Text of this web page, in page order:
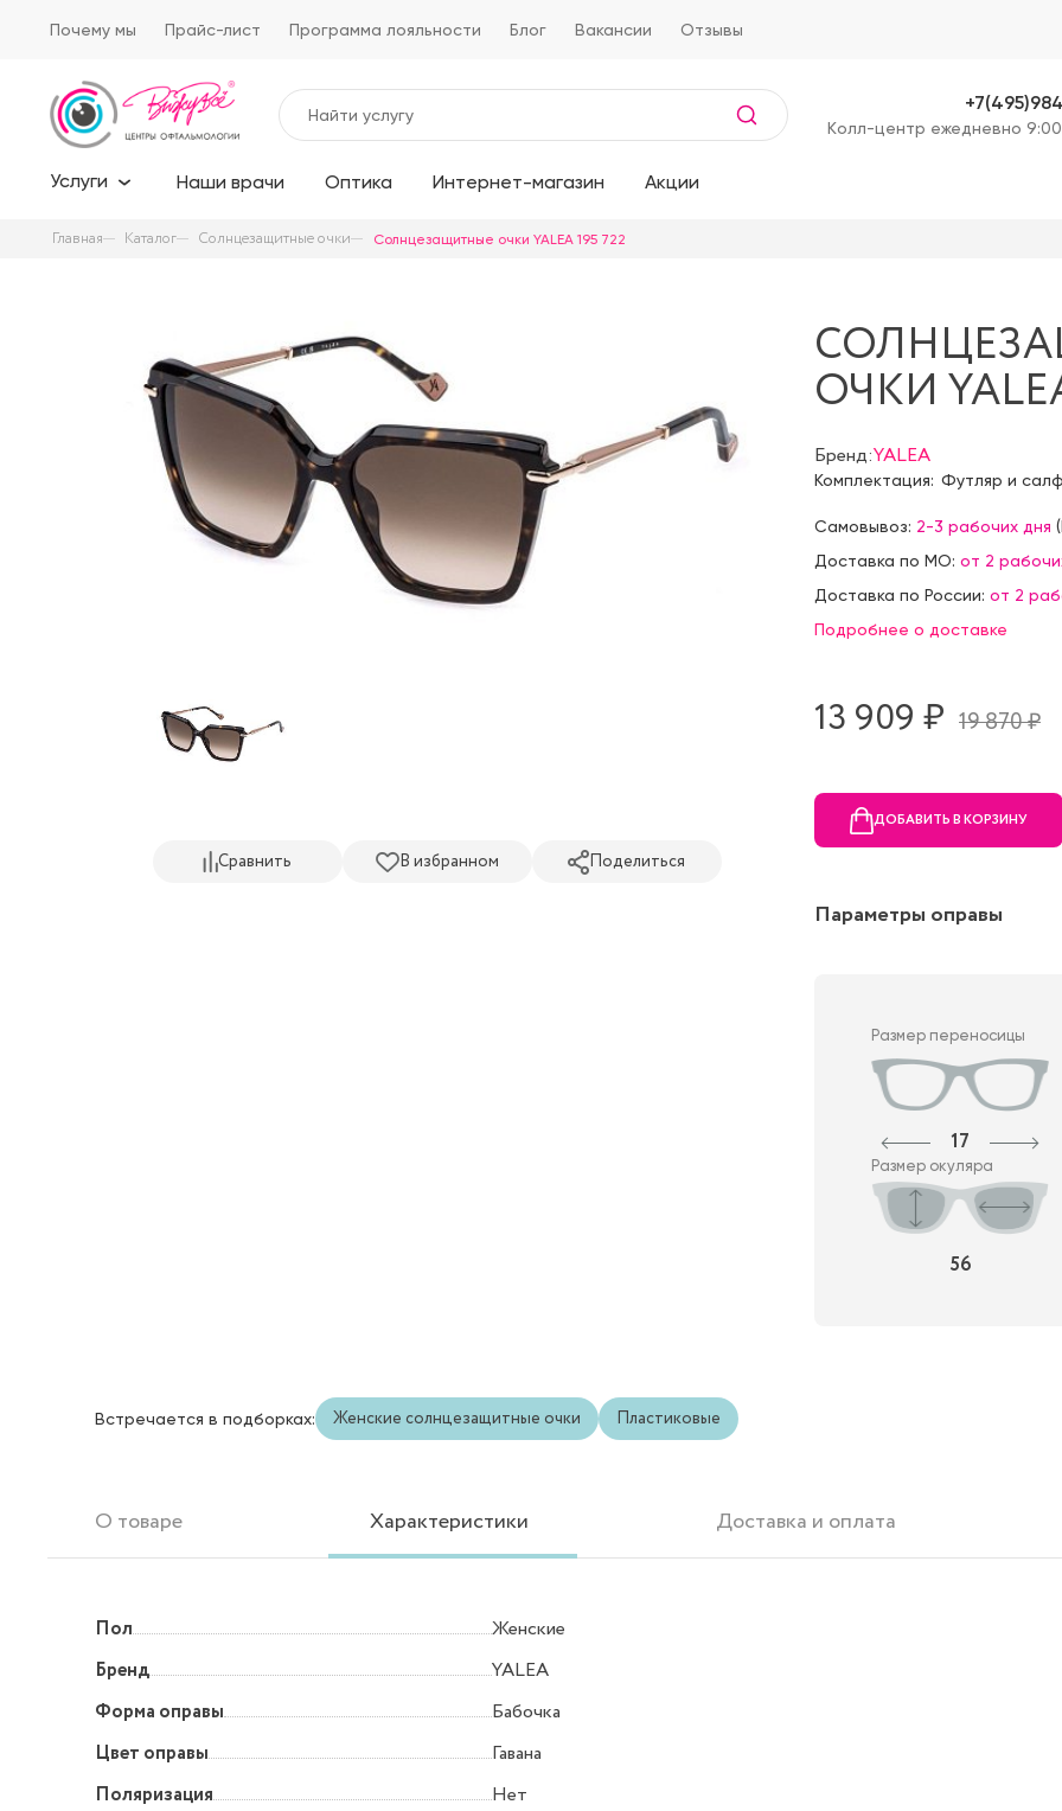
Почему мы Прайс-лист Программа лояльности Блог Вакансии Отзывы
Kолл-центр ежедневно
Услуги Наши врачи Оптика Интернет-магазин Акции
Главная Каталог Солнцезащитные очки Солнцезащитные очки YALEA 195 722
Сравнить В избранном Поделиться
ОЧКИ
Бренд:YALEA
Комплектация: Футляр и
Самовывоз: 2-3 рабочих дня (
Доставка по МО: от 2
Доставка по России: от 2
Подробнее о доставке
13 909 ₷ 19 870 ₷
ДОБАВИТЬ В КОРЗИНУ
Параметры оправы
Размер переносицы
17
Размер окуляра
56
Встречается в подборках: Женские солнцезащитные очки Пластиковые
О товаре Характеристики Доставка и оплата
Пол
Женские
Бренд
YALEA
Форма оправы
Бабочка
Цвет оправы
Гавана
Поляризация
Нет